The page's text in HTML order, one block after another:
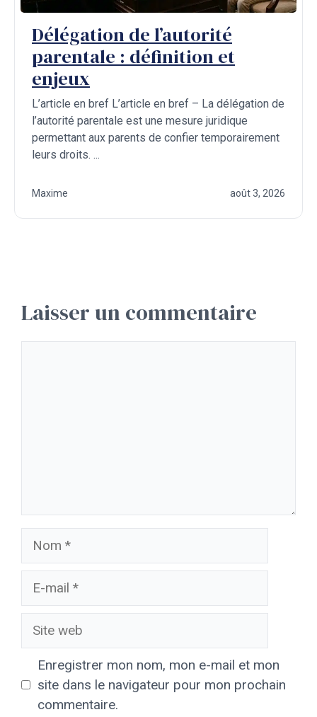
Délégation de l’autorité
parentale : définition et
enjeux
L’article en bref L’article en bref – La délégation de
l’autorité parentale est une mesure juridique
permettant aux parents de confier temporairement
leurs droits. ...
Maxime août 3, 2026
Laisser un commentaire
Nom
Site
Enregistrer mon nom, mon e-mail et mon
site dans le navigateur pour mon prochain
commentaire.